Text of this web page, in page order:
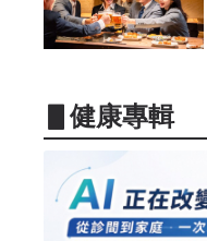
▋健康專輯